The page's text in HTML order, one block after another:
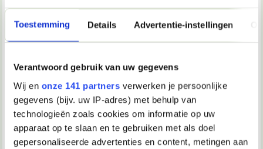
Toestemming Details Advertentie-instellingen
Verantwoord gebruik van uw gegevens
Wij en onze 141 partners verwerken je persoonlijke
gegevens (bijv. uw IP-adres) met behulp van
technologieën zoals cookies om informatie op uw
apparaat op te slaan en te gebruiken met als doel
gepersonaliseerde advertenties en content, metingen aan
Waarom wel?q
__________________
Verwijderd
Missy schreef:
Het gaat heel goed.
We hebben heel braaf het hele huis
schoon gemaakt voordat ze thuiskwam. Dat vond ze wel
tof. Ze wou gelijk weer gaan koken. Dat ging alleen een
beetje klunsig, maar met wat hulp hebben we nasi
gemaakt.